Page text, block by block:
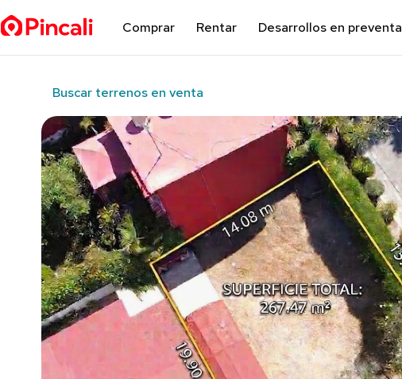
Comprar Rentar Desarrollos en preventa
Buscar terrenos en venta